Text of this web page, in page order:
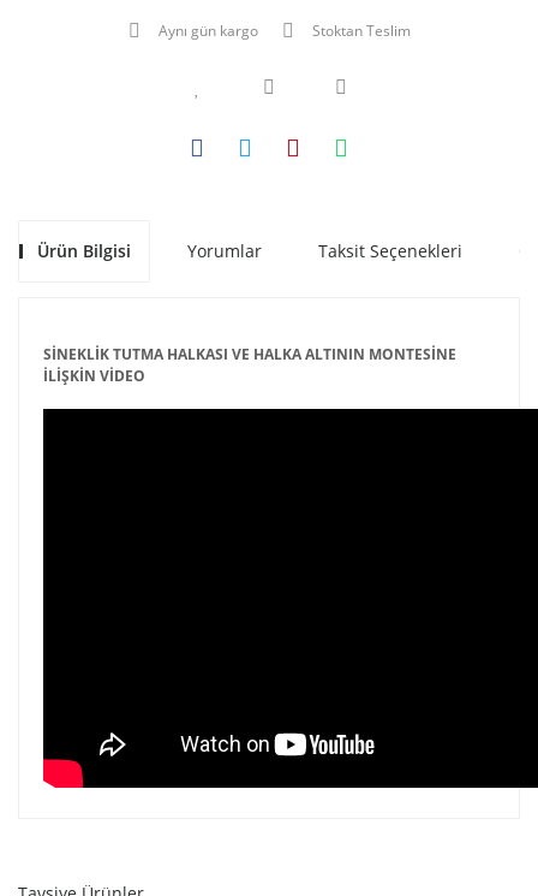
Aynı gün kargo Stoktan Teslim
Ürün Bilgisi Yorumlar Taksit Seçenekleri
SİNEKLİK TUTMA HALKASI VE HALKA ALTININ MONTESİNE
İLİŞKİN VİDEO